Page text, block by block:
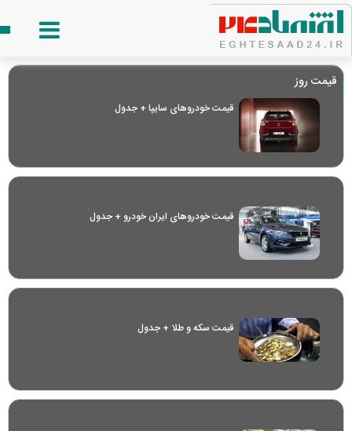
قیمت روز
قیمت خودرو‌های سایپا + جدول
قیمت خودرو‌های ایران خودرو + جدول
قیمت سکه و طلا + جدول